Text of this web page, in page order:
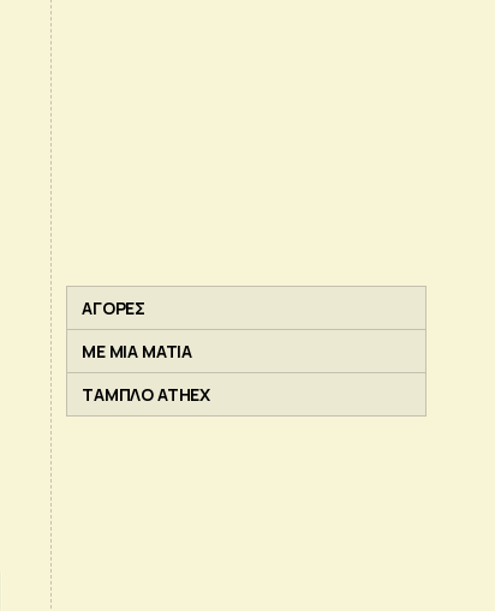
ΑΓΟΡΕΣ
ΜΕ ΜΙΑ ΜΑΤΙΑ
ΤΑΜΠΛΟ ATHEX